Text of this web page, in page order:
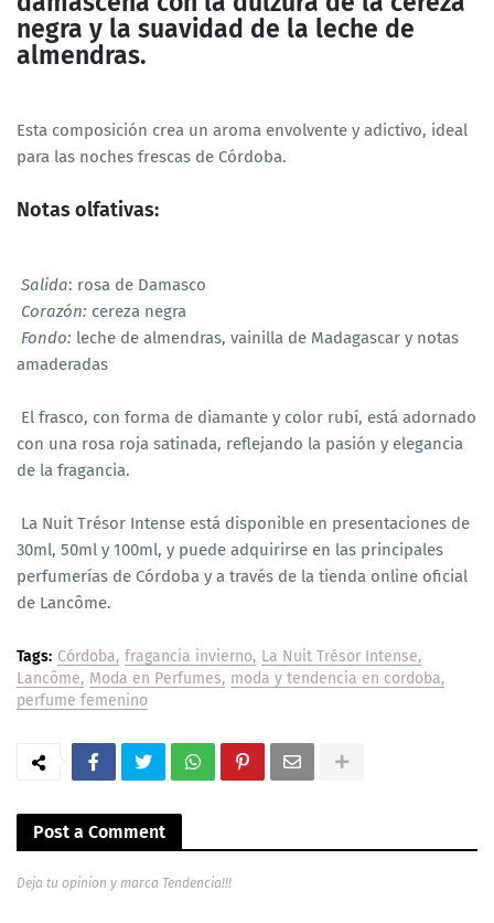
negra y la suavidad de la leche de
almendras.
Esta composición crea un aroma envolvente y adictivo, ideal
para las noches frescas de Córdoba.​
Notas olfativas:
Salida: rosa de Damasco
Corazón: cereza negra
Fondo: leche de almendras, vainilla de Madagascar y notas
amaderadas ​
El frasco, con forma de diamante y color rubí, está adornado
con una rosa roja satinada, reflejando la pasión y elegancia
de la fragancia.
La Nuit Trésor Intense está disponible en presentaciones de
30ml, 50ml y 100ml, y puede adquirirse en las principales
perfumerías de Córdoba y a través de la tienda online oficial
de Lancôme.
Tags: Córdoba fragancia invierno La Nuit Trésor Intense
Lancôme Moda en Perfumes moda y tendencia en cordoba
perfume femenino
Post a Comment
Deja tu opinion y marca Tendencia!!!